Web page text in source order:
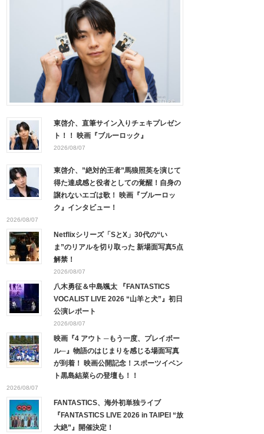
東啓介、直筆サイン入りチェキプレゼン
ト！！ 映画『ブルーロック』
2026/08/07
東啓介、”絶対的王者”馬狼照英を演じて
得た達成感と役者としての覚醒！自身の
譲れないエゴは歌！ 映画『ブルーロッ
ク』インタビュー！
2026/08/07
Netflixシリーズ「SとX」30代の“い
ま”のリアルを切り取った 新場面写真5点
解禁！
2026/08/07
八木勇征＆中島颯太 『FANTASTICS
VOCALIST LIVE 2026 “山羊と犬”』初日
公演レポート
2026/08/07
映画『4 アウト ─もう一度、プレイボー
ル─』物語のはじまりを感じる場面写真
が到着！ 映画公開記念！スポーツイベン
ト黒島結菜らの登壇も！！
2026/08/07
FANTASTICS、海外初単独ライブ
『FANTASTICS LIVE 2026 in TAIPEI “放
大絶”』開催決定！